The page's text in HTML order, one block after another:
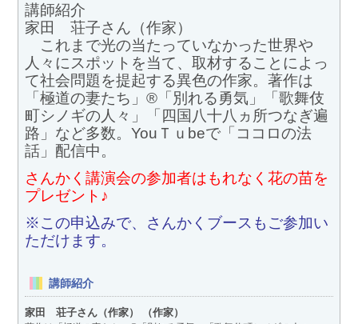
講師紹介
家田 荘子さん（作家）
これまで光の当たっていなかった世界や
人々にスポットを当て、取材することによっ
て社会問題を提起する異色の作家。著作は
「極道の妻たち」®「別れる勇気」「歌舞伎
町シノギの人々」「四国八十八ヵ所つなぎ遍
路」など多数。YouＴｕbeで「ココロの法
話」配信中。
さんかく講演会の参加者はもれなく花の苗を
プレゼント♪
※この申込みで、さんかくブースもご参加い
ただけます。
講師紹介
家田 荘子さん（作家） （作家）